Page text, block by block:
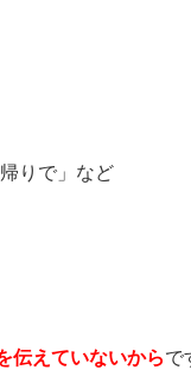
りで」など
伝えていないからで